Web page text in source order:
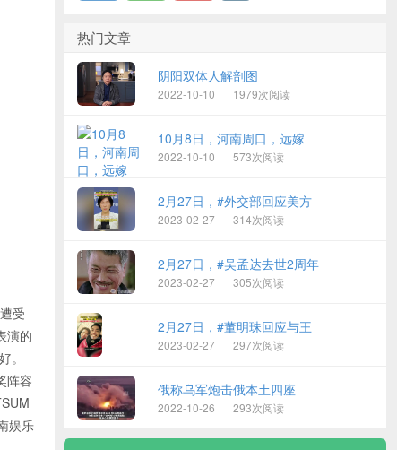
受
演的
阵容
娱乐
热门文章
阴阳双体人解剖图
2022-10-10 1979次阅读
10月8日，河南周口，远嫁
2022-10-10 573次阅读
2月27日，#外交部回应美方
2023-02-27 314次阅读
2月27日，#吴孟达去世2周年
2023-02-27 305次阅读
2月27日，#董明珠回应与王
2023-02-27 297次阅读
俄称乌军炮击俄本土四座
2022-10-26 293次阅读